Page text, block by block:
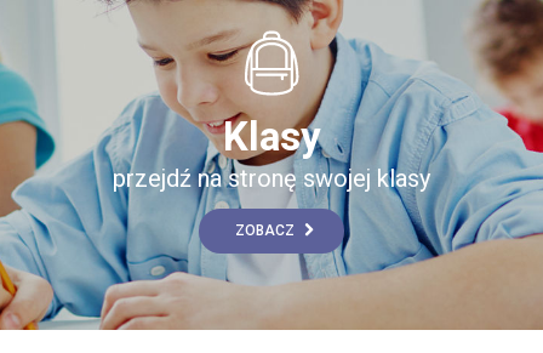
Klasy
przejdź na stronę swojej klasy
ZOBACZ